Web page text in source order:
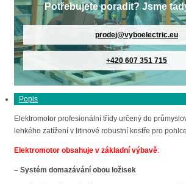
Potřebujete poradit? Jsme
prodej@vyboelectric.eu
+420 607 351 715
Popis
Elektromotor profesionální třídy určený do
lehkého zatížení v litinové robustní kostře pro
Elektromotor obsahuje v základní výbavě:
– Systém domazávání obou ložisek